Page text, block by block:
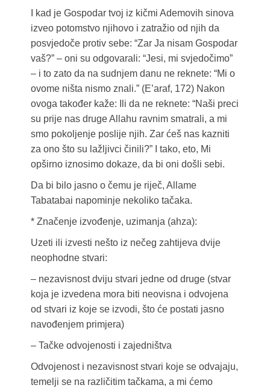
I kad je Gospodar tvoj iz kičmi Ademovih sinova
izveo potomstvo njihovo i zatražio od njih da
posvjedoče protiv sebe: “Zar Ja nisam Gospodar
vaš?” – oni su odgovarali: “Jesi, mi svjedočimo”
– i to zato da na sudnjem danu ne reknete: “Mi o
ovome ništa nismo znali.” (E’araf, 172) Nakon
ovoga također kaže: Ili da ne reknete: “Naši preci
su prije nas druge Allahu ravnim smatrali, a mi
smo pokoljenje poslije njih. Zar ćeš nas kazniti
za ono što su lažljivci činili?” I tako, eto, Mi
opširno iznosimo dokaze, da bi oni došli sebi.
Da bi bilo jasno o čemu je riječ, Allame
Tabatabai napominje nekoliko tačaka.
* Značenje izvođenje, uzimanja (ahza):
Uzeti ili izvesti nešto iz nečeg zahtijeva dvije
neophodne stvari:
– nezavisnost dviju stvari jedne od druge (stvar
koja je izvedena mora biti neovisna i odvojena
od stvari iz koje se izvodi, što će postati jasno
navođenjem primjera)
– Tačke odvojenosti i zajedništva
Odvojenost i nezavisnost stvari koje se odvajaju,
temelji se na različitim tačkama, a mi ćemo